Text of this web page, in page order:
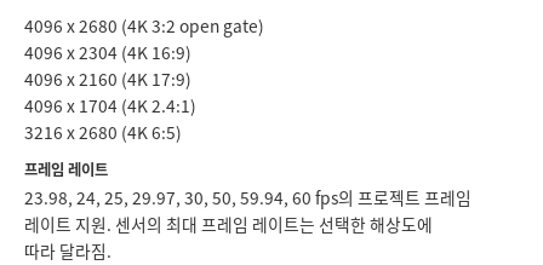
4096 x 2680 (4K 3:2 open gate)
4096 x 2304 (4K 16:9)
4096 x 2160 (4K 17:9)
4096 x 1704 (4K 2.4:1)
3216 x 2680 (4K 6:5)
프레임 레이트
23.98, 24, 25, 29.97, 30, 50, 59.94, 60 fps의 프로젝트 프레임
레이트 지원. 센서의 최대 프레임 레이트는 선택한 해상도에
따라 달라짐.